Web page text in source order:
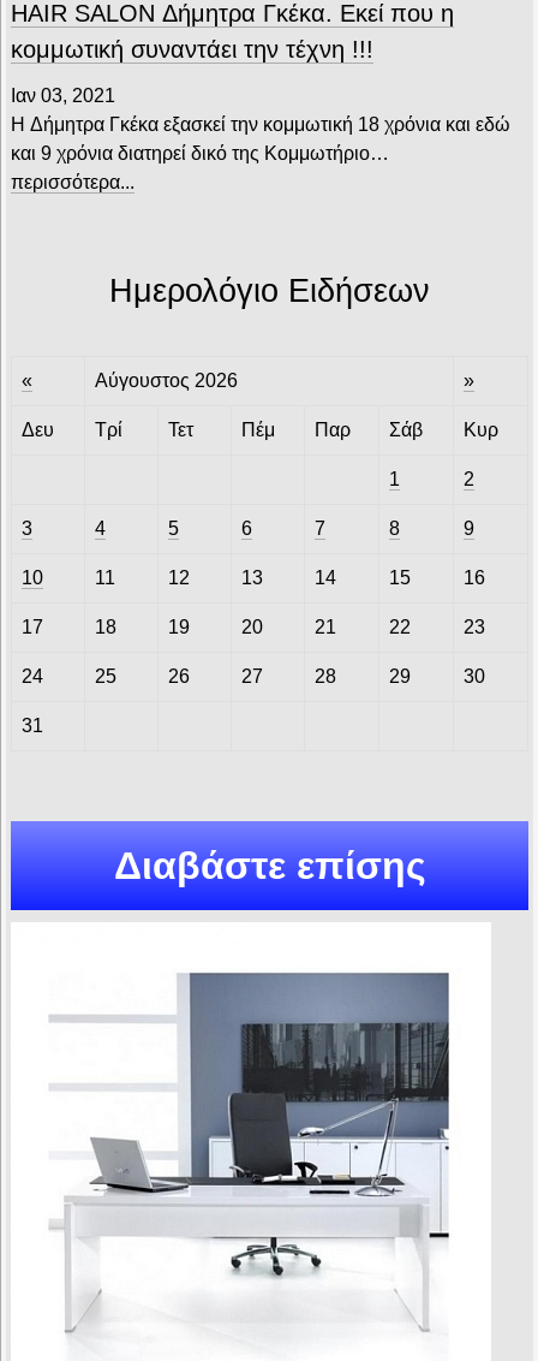
HAIR SALON Δήμητρα Γκέκα. Εκεί που η
κομμωτική συναντάει την τέχνη !!!
Ιαν 03, 2021
H Δήμητρα Γκέκα εξασκεί την κομμωτική 18 χρόνια και εδώ
και 9 χρόνια διατηρεί δικό της Κομμωτήριο…
περισσότερα...
Ημερολόγιο Ειδήσεων
« Αύγουστος 2026 »
Δευ Τρί Τετ Πέμ Παρ Σάβ Κυρ
1 2
3 4 5 6 7 8 9
10 11 12 13 14 15 16
17 18 19 20 21 22 23
24 25 26 27 28 29 30
31
Διαβάστε επίσης